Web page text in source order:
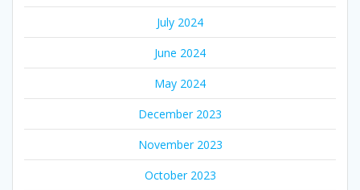
July 2024
June 2024
May 2024
December 2023
November 2023
October 2023